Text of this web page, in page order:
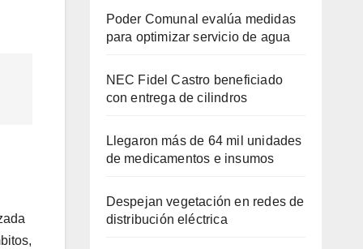
Poder Comunal evalúa medidas
para optimizar servicio de agua
NEC Fidel Castro beneficiado
con entrega de cilindros
Llegaron más de 64 mil unidades
de medicamentos e insumos
Despejan vegetación en redes de
distribución eléctrica